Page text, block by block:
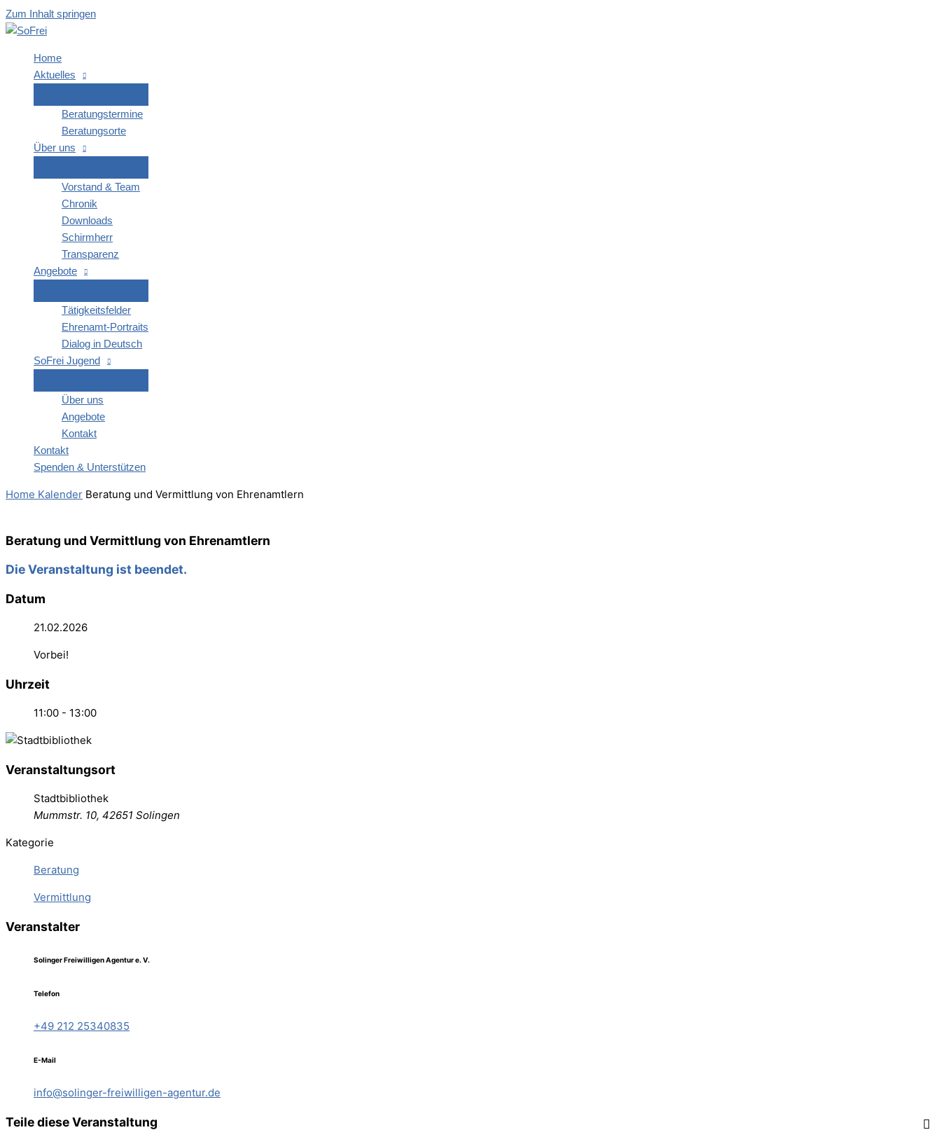
Zum Inhalt springen
Home
Aktu­el­les
Bera­tungs­ter­mi­ne
Bera­tungs­or­te
Über uns
Vor­stand & Team
Chro­nik
Down­loads
Schirm­herr
Trans­pa­renz
Ange­bo­te
Tätig­keits­fel­der
Ehren­amt-Por­­traits
Dia­log in Deutsch
SoFrei Jugend
Über uns
Ange­bo­te
Kon­takt
Kon­takt
Spen­den & Unterstützen
Home Kalender Bera­tung und Ver­mitt­lung von Ehrenamtlern
Bera­tung und Ver­mitt­lung von Ehrenamtlern
Die Veranstaltung ist beendet.
Datum
21.02.2026
Vorbei!
Uhrzeit
11:00 - 13:00
Veranstaltungsort
Stadtbibliothek
Mummstr. 10, 42651 Solingen
Kategorie
Beratung
Vermittlung
Veranstalter
Solinger Freiwilligen Agentur e. V.
Telefon
+49 212 25340835
E-Mail
info@solinger-freiwilligen-agentur.de
Teile diese Veranstaltung